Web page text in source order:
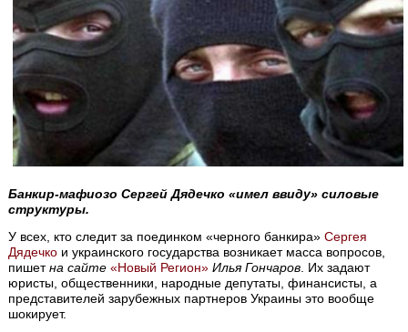
Банкир-мафиозо Сергей Дядечко «имел ввиду» силовые
структуры.
У всех, кто следит за поединком «черного банкира»Сергея
Дядечко и украинского государства возникает масса вопросов,
пишетна сайте«Новый Регион» Илья Гончаров . Их задают
юристы, общественники, народные депутаты, финансисты, а
представителей зарубежных партнеров Украины это вообще
шокирует.